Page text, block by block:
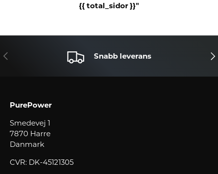
{{ total_sidor }}"
TIDIGARE Snabb leverans
PurePower
Smedevej 1
7870 Harre
Danmark
CVR: DK-45121305